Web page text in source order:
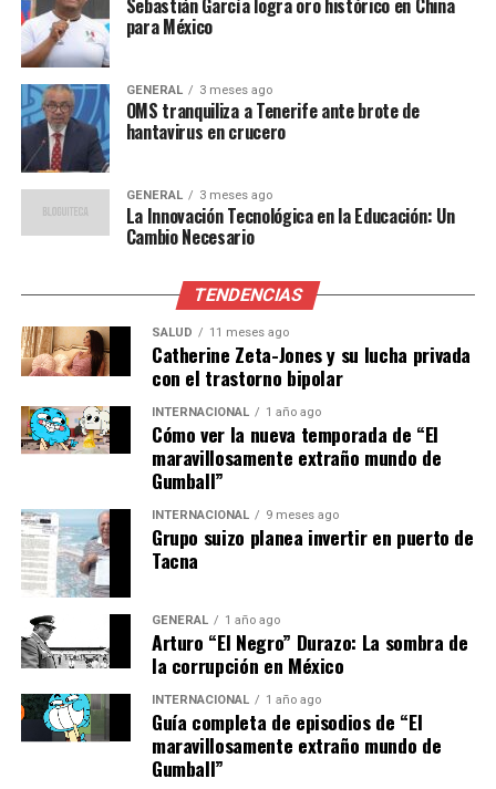
enfrentar la justicia”,
declaró el Movimiento
Regeneración Nacional
(Morena).
Implicaciones y análisis futuro
Anayeli N, quien fungía como síndica del ayuntamiento,
subraya la gravedad de las acusaciones de corrupción en
el municipio. Anayeli N es presunta responsable de
delitos de ejercicio abusivo de funciones y abuso de
autoridad, cometidos en perjuicio del erario municipal
durante el ejercicio fiscal 2022.
Los pagos irregulares con recursos del fondo de
aportación para el fortalecimiento de los municipios
(Fortamun-DF) a presuntos elementos de Seguridad
Pública Municipal sin certificaciones vigentes, destacan
entre las irregularidades detectadas.
La ciudadanía de Chiapas ha instado a la Fiscalía a
investigar a otros alcaldes presuntamente vinculados
con grupos criminales en las regiones Fronteriza, Sierra
y Frailesca. Este llamado refleja una creciente demanda
de transparencia y justicia por parte de la población,
que busca erradicar la corrupción en sus instituciones.
Sebastián García logra oro histórico en China
para México
GENERAL 3 meses ago
OMS tranquiliza a Tenerife ante brote de
hantavirus en crucero
GENERAL 3 meses ago
La Innovación Tecnológica en la Educación: Un
Cambio Necesario
TENDENCIAS
SALUD 11 meses ago
Catherine Zeta-Jones y su lucha privada
con el trastorno bipolar
INTERNACIONAL 1 año ago
Cómo ver la nueva temporada de “El
maravillosamente extraño mundo de
Gumball”
INTERNACIONAL 9 meses ago
Grupo suizo planea invertir en puerto de
Tacna
GENERAL 1 año ago
Arturo “El Negro” Durazo: La sombra de
la corrupción en México
INTERNACIONAL 1 año ago
Guía completa de episodios de “El
maravillosamente extraño mundo de
Gumball”